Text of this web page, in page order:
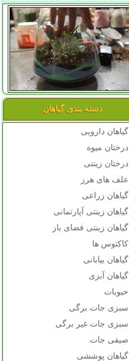
دسته بندی گیاهان
گیاهان دارویی
درختان میوه
درختان زینتی
علف های هرز
گیاهان زراعی
گیاهان زینتی آپارتمانی
گیاهان زینتی فضای باز
کاکتوس ها
گیاهان بیابانی
گیاهان آبزی
حبوبات
سبزی جات برگی
سبزی جات غیر برگی
صیفی جات
گیاهان پوششی